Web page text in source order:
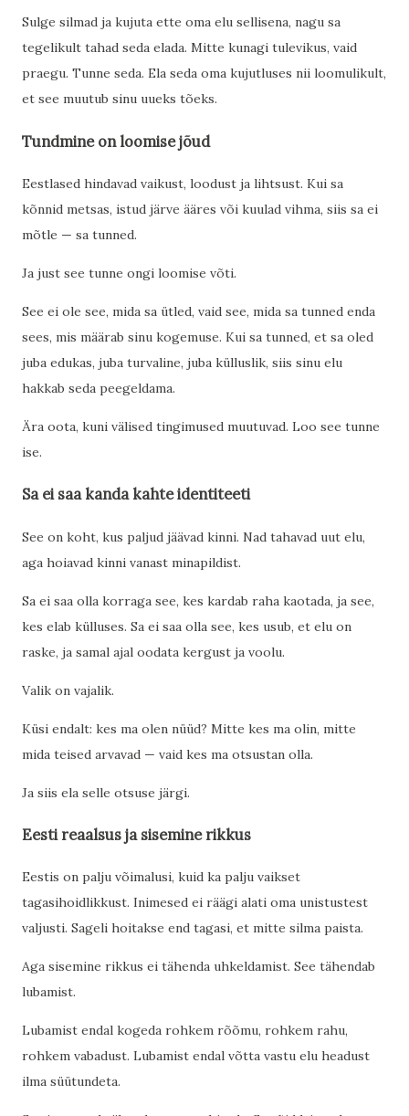
Sulge silmad ja kujuta ette oma elu sellisena, nagu sa
tegelikult tahad seda elada. Mitte kunagi tulevikus, vaid
praegu. Tunne seda. Ela seda oma kujutluses nii loomulikult,
et see muutub sinu uueks tõeks.
Tundmine on loomise jõud
Eestlased hindavad vaikust, loodust ja lihtsust. Kui sa
kõnnid metsas, istud järve ääres või kuulad vihma, siis sa ei
mõtle — sa tunned.
Ja just see tunne ongi loomise võti.
See ei ole see, mida sa ütled, vaid see, mida sa tunned enda
sees, mis määrab sinu kogemuse. Kui sa tunned, et sa oled
juba edukas, juba turvaline, juba külluslik, siis sinu elu
hakkab seda peegeldama.
Ära oota, kuni välised tingimused muutuvad. Loo see tunne
ise.
Sa ei saa kanda kahte identiteeti
See on koht, kus paljud jäävad kinni. Nad tahavad uut elu,
aga hoiavad kinni vanast minapildist.
Sa ei saa olla korraga see, kes kardab raha kaotada, ja see,
kes elab külluses. Sa ei saa olla see, kes usub, et elu on
raske, ja samal ajal oodata kergust ja voolu.
Valik on vajalik.
Küsi endalt: kes ma olen nüüd? Mitte kes ma olin, mitte
mida teised arvavad — vaid kes ma otsustan olla.
Ja siis ela selle otsuse järgi.
Eesti reaalsus ja sisemine rikkus
Eestis on palju võimalusi, kuid ka palju vaikset
tagasihoidlikkust. Inimesed ei räägi alati oma unistustest
valjusti. Sageli hoitakse end tagasi, et mitte silma paista.
Aga sisemine rikkus ei tähenda uhkeldamist. See tähendab
lubamist.
Lubamist endal kogeda rohkem rõõmu, rohkem rahu,
rohkem vabadust. Lubamist endal võtta vastu elu headust
ilma süütundeta.